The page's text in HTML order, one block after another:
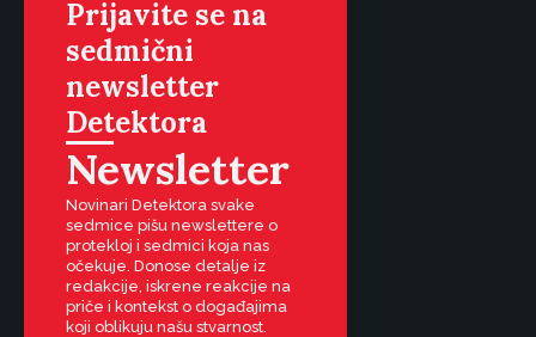
Prijavite se na
sedmični
newsletter
Detektora
Newsletter
Novinari Detektora svake
sedmice pišu newslettere o
protekloj i sedmici koja nas
očekuje. Donose detalje iz
redakcije, iskrene reakcije na
priče i kontekst o događajima
koji oblikuju našu stvarnost.